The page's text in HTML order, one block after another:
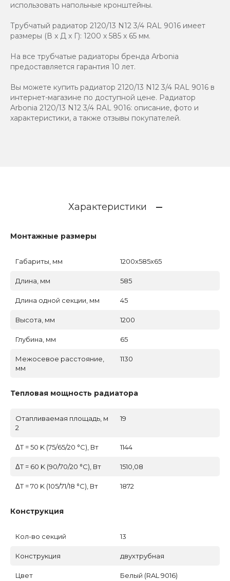
использовать напольные кронштейны.
Трубчатый радиатор 2120/13 N12 3/4 RAL 9016 имеет
размеры (В x Д x Г): 1200 x 585 x 65 мм.
На все трубчатые радиаторы бренда Аrbonia
предоставляется гарантия 10 лет.
Вы можете купить радиатор 2120/13 N12 3/4 RAL 9016 в
интернет-магазине по доступной цене. Радиатор
Arbonia 2120/13 N12 3/4 RAL 9016: описание, фото и
характеристики, а также отзывы покупателей.
Характеристики
Монтажные размеры
Габариты, мм 1200x585x65
Длина, мм 585
Длина одной секции, мм 45
Высота, мм 1200
Глубина, мм 65
Межосевое расстояние,
мм
1130
Тепловая мощность радиатора
Отапливаемая площадь, м
2
19
ΔT = 50 K (75/65/20 °C), Вт 1144
ΔT = 60 K (90/70/20 °C), Вт 1510,08
ΔT = 70 K (105/71/18 °C), Вт 1872
Конструкция
Кол-во секций 13
Конструкция двухтрубная
Цвет Белый (RAL 9016)